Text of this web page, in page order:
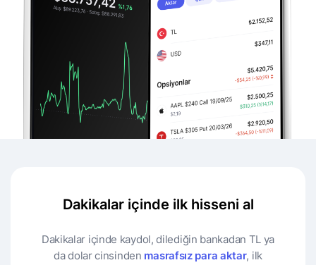
Dakikalar içinde ilk hisseni al
Dakikalar içinde kaydol, dilediğin bankadan TL ya
da dolar cinsinden masrafsız para aktar, ilk